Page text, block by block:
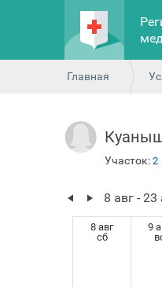
Главная
Участок: 2
8 авг - 23
8 авг
сб
9